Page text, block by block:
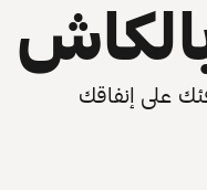
على إنفاقك